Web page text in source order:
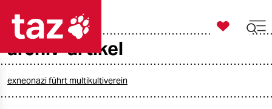
taz zahl ich

taz zahl ich
archiv-artikel
exneonazi führt multikultiverein